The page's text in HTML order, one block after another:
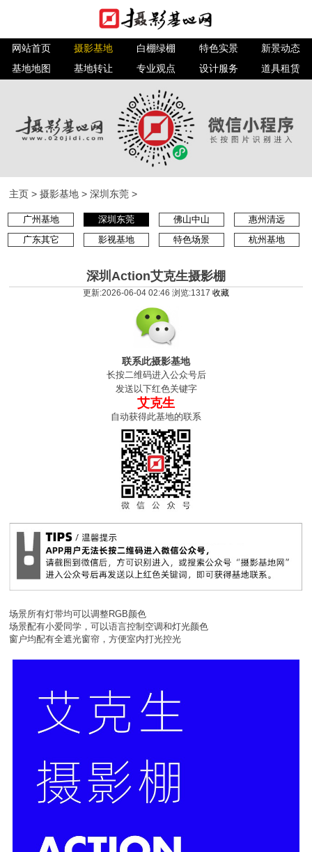
网站首页 摄影基地 白棚绿棚 特色实景
新景动态
基地地图
基地转让 专业观点 设计服务 道具租赁
主页 >摄影基地 >深圳东莞 >
广州基地 深圳东莞 佛山中山
惠州清远
广东其它
影视基地 特色场景 杭州基地
深圳Action艾克生摄影棚
更新:2026-06-04 02:46 浏览:1317 收藏
联系此摄影基地
长按二维码进入公众号后
发送以下红色关键字
艾克生
自动获得此基地的联系
场景所有灯带均可以调整RGB颜色
场景配有小爱同学，可以语言控制空调和灯光颜色
窗户均配有全遮光窗帘，方便室内打光控光